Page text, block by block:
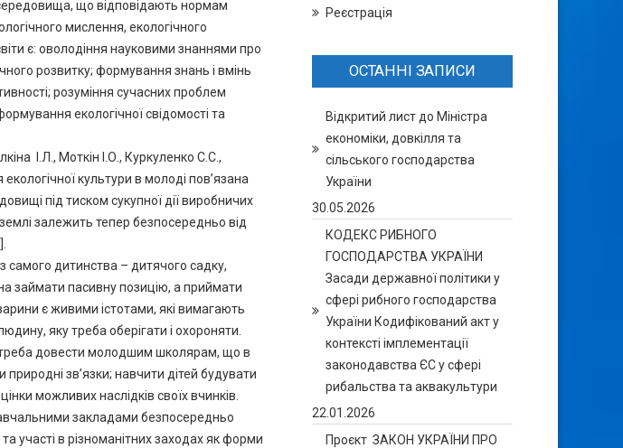
середовища, що відповідають нормам
мислення, екологічного
є: оволодіння науковими знаннями про
розвитку; формування знань і вмінь
розуміння сучасних проблем
екологічної свідомості та
І.Л., Моткін І.О., Куркуленко С.С.,
культури в молоді пов’язана
під тиском сукупної дії виробничих
залежить тепер безпосередньо від
дитинства – дитячого садку,
займати пасивну позицію, а приймати
є живими істотами, які вимагають
яку треба оберігати і охороняти.
треба довести молодшим школярам, що в
зв’язки; навчити дітей будувати
можливих наслідків своїх вчинків.
закладами безпосередньо
участі в різноманітних заходах як форми
Реєстрація
ОСТАННІ ЗАПИСИ
Відкритий лист до Міністра
економіки, довкілля та
сільського господарства
України
30.05.2026
КОДЕКС РИБНОГО
ГОСПОДАРСТВА УКРАЇНИ
Засади державної політики у
сфері рибного господарства
України Кодифікований акт у
контексті імплементації
законодавства ЄС у сфері
рибальства та аквакультури
22.01.2026
Проєкт ЗАКОН УКРАЇНИ ПРО